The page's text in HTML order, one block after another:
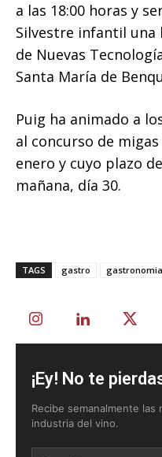
a las 18:00 horas y
Silvestre infantil una
de Nuevas
Santa María de
Puig ha animado a
al concurso de
enero y cuyo plazo
mañana, día 30.
TAGS gastro gastronomia
¡Ey! No te
Recibe semanalmente
industria del vino.